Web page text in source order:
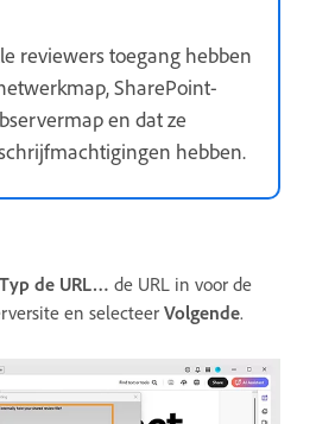
reviewers toegang hebben
SharePoint-
en dat ze
hebben.
Typ de URL… de URL in voor de
en selecteer Volgende.